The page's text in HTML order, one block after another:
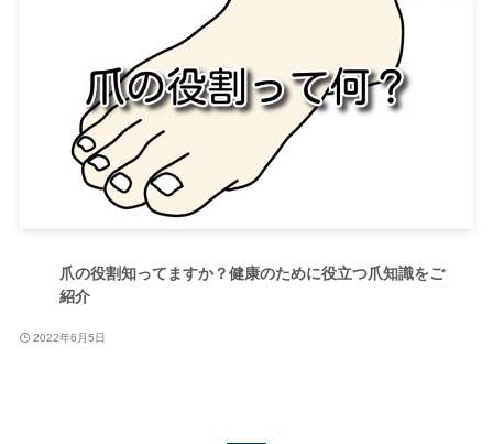
爪の役割知ってますか？健康のために役立つ爪知識をご
紹介
2022年6月5日